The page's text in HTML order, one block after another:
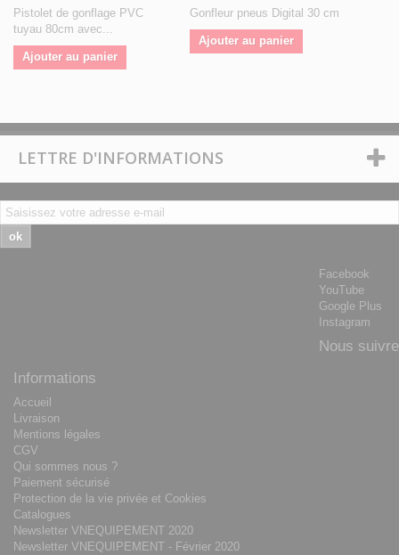
Pistolet de gonflage PVC
tuyau 80cm avec...
Ajouter au panier
Gonfleur pneus Digital 30 cm
Ajouter au panier
LETTRE D'INFORMATIONS
ok
Facebook
YouTube
Google Plus
Instagram
Nous suivre
Informations
Accueil
Livraison
Mentions légales
CGV
Qui sommes nous ?
Paiement sécurisé
Protection de la vie privée et Cookies
Catalogues
Newsletter VNEQUIPEMENT 2020
Newsletter VNEQUIPEMENT - Février 2020